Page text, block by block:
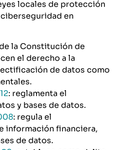
locales de protección
en
la Constitución de
el derecho a la
de datos como
: reglamenta el
y bases de datos.
: regula el
información financiera,
de datos.